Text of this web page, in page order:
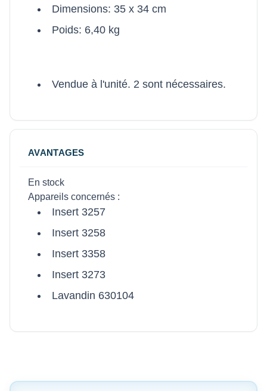
Dimensions: 35 x 34 cm
Poids: 6,40 kg
Vendue à l'unité. 2 sont nécessaires.
AVANTAGES
En stock
Appareils concernés :
Insert 3257
Insert 3258
Insert 3358
Insert 3273
Lavandin 630104